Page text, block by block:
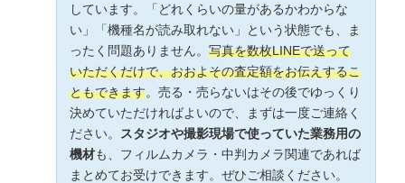
しています。「どれくらいの量があるかわからな
い」「機種名が読み取れない」という状態でも、ま
ったく問題ありません。写真を数枚LINEで送って
いただくだけで、おおよその査定額をお伝えするこ
ともできます。売る・売らないはその後でゆっくり
決めていただければよいので、まずは一度ご連絡く
ださい。 スタジオや撮影現場で使っていた業務用の
機材も、フィルムカメラ・中判カメラ関連であれば
まとめてお受けできます。ぜひご相談ください。